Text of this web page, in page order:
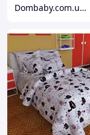
Dombaby.com.ua - интернет магазин детских товаров